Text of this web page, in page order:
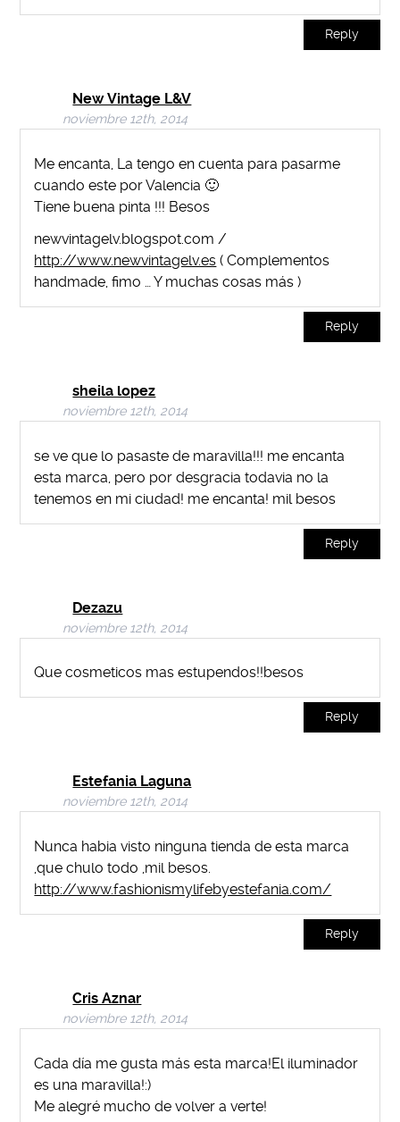
Reply
New Vintage L&V
noviembre 12th, 2014
Me encanta, La tengo en cuenta para pasarme
cuando este por Valencia 🙂
Tiene buena pinta !!! Besos
newvintagelv.blogspot.com /
http://www.newvintagelv.es ( Complementos
handmade, fimo … Y muchas cosas más )
Reply
sheila lopez
noviembre 12th, 2014
se ve que lo pasaste de maravilla!!! me encanta
esta marca, pero por desgracia todavia no la
tenemos en mi ciudad! me encanta! mil besos
Reply
Dezazu
noviembre 12th, 2014
Que cosmeticos mas estupendos!!besos
Reply
Estefania Laguna
noviembre 12th, 2014
Nunca habia visto ninguna tienda de esta marca
,que chulo todo ,mil besos.
http://www.fashionismylifebyestefania.com/
Reply
Cris Aznar
noviembre 12th, 2014
Cada día me gusta más esta marca!El iluminador
es una maravilla!:)
Me alegré mucho de volver a verte!